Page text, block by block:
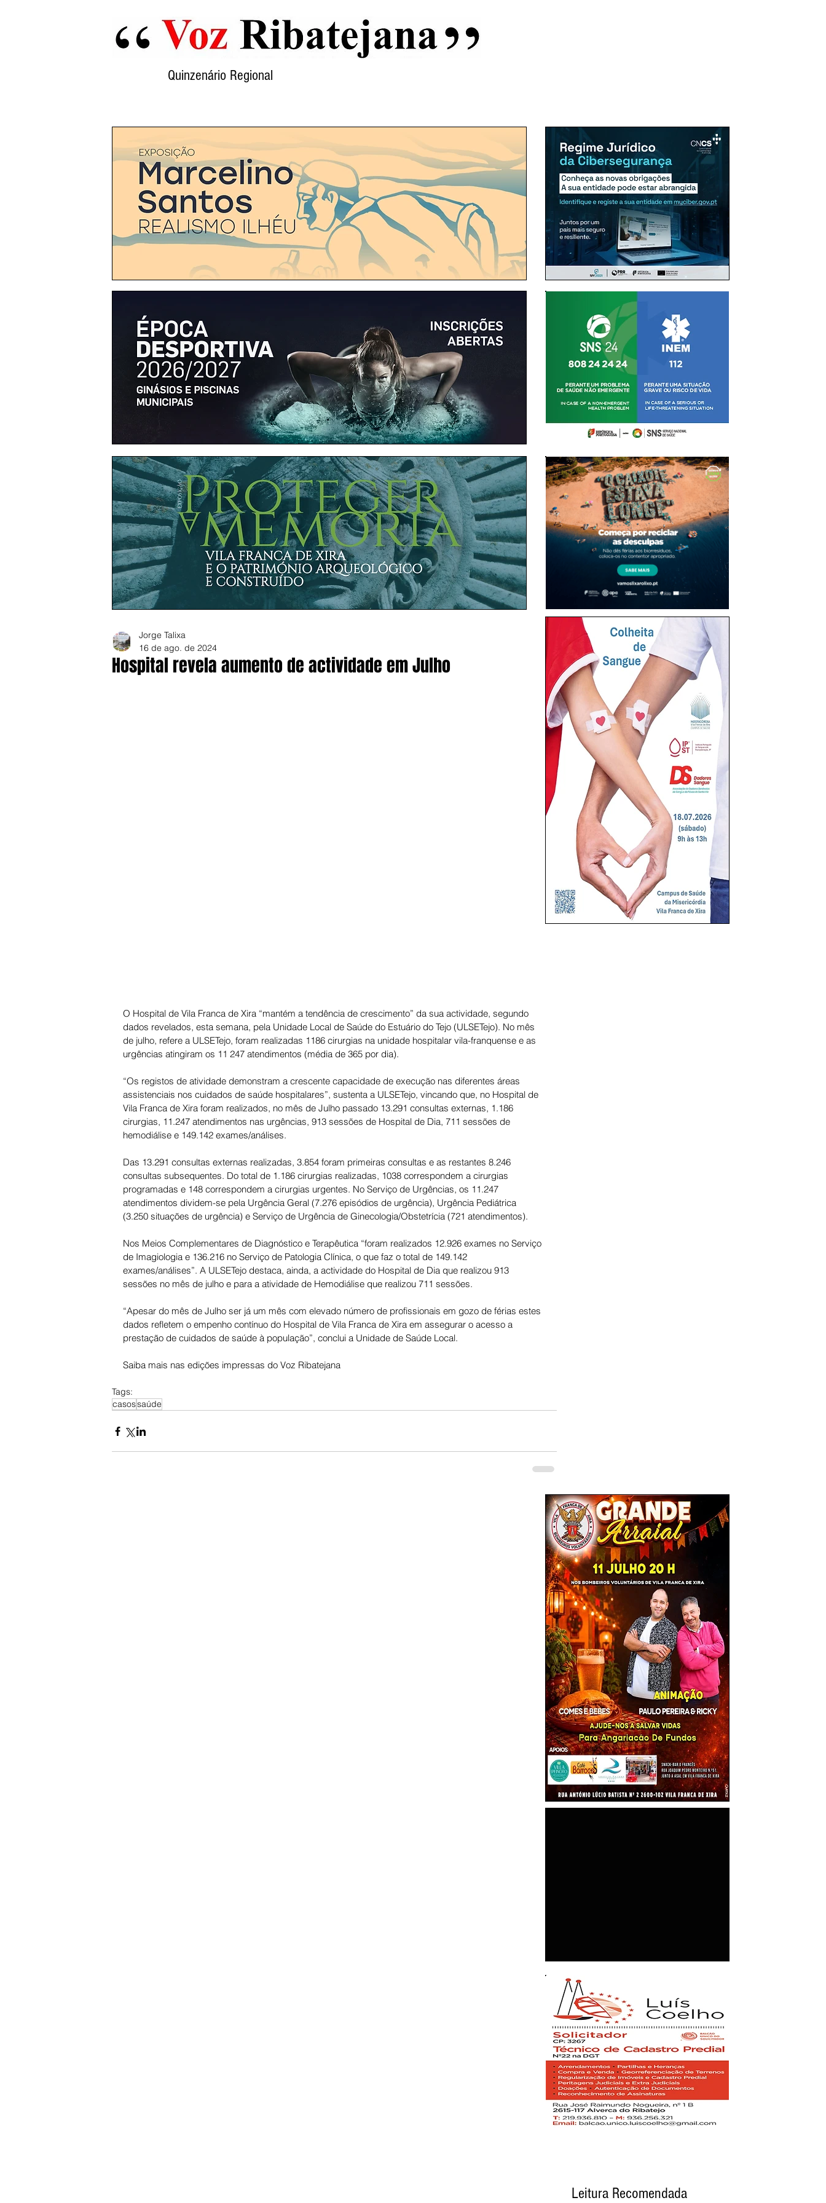
Quinzenário Regional
Hospital revela aumento de actividade em Julho
Jorge Talixa
16 de ago. de 2024
O Hospital de Vila Franca de Xira “mantém a tendência de crescimento” da sua actividade, segundo
dados revelados, esta semana, pela Unidade Local de Saúde do Estuário do Tejo (ULSETejo). No mês
de julho, refere a ULSETejo, foram realizadas 1186 cirurgias na unidade hospitalar vila-franquense e as
urgências atingiram os 11 247 atendimentos (média de 365 por dia).
“Os registos de atividade demonstram a crescente capacidade de execução nas diferentes áreas
assistenciais nos cuidados de saúde hospitalares”, sustenta a ULSETejo, vincando que, no Hospital de
Vila Franca de Xira foram realizados, no mês de Julho passado 13.291 consultas externas, 1.186
cirurgias, 11.247 atendimentos nas urgências, 913 sessões de Hospital de Dia, 711 sessões de
hemodiálise e 149.142 exames/análises.
Das 13.291 consultas externas realizadas, 3.854 foram primeiras consultas e as restantes 8.246
consultas subsequentes. Do total de 1.186 cirurgias realizadas, 1038 correspondem a cirurgias
programadas e 148 correspondem a cirurgias urgentes. No Serviço de Urgências, os 11.247
atendimentos dividem-se pela Urgência Geral (7.276 episódios de urgência), Urgência Pediátrica
(3.250 situações de urgência) e Serviço de Urgência de Ginecologia/Obstetrícia (721 atendimentos).
Nos Meios Complementares de Diagnóstico e Terapêutica “foram realizados 12.926 exames no Serviço
de Imagiologia e 136.216 no Serviço de Patologia Clínica, o que faz o total de 149.142
exames/análises”. A ULSETejo destaca, ainda, a actividade do Hospital de Dia que realizou 913
sessões no mês de julho e para a atividade de Hemodiálise que realizou 711 sessões.
“Apesar do mês de Julho ser já um mês com elevado número de profissionais em gozo de férias estes
dados refletem o empenho contínuo do Hospital de Vila Franca de Xira em assegurar o acesso a
prestação de cuidados de saúde à população”, conclui a Unidade de Saúde Local.
Saiba mais nas edições impressas do Voz Ribatejana
Tags:
casossaúde
Leitura Recomendada